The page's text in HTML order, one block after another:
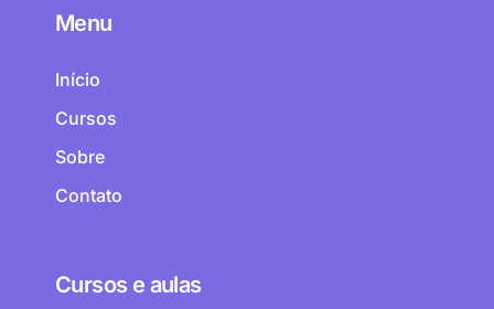
Menu
Início
Cursos
Sobre
Contato
Cursos e aulas